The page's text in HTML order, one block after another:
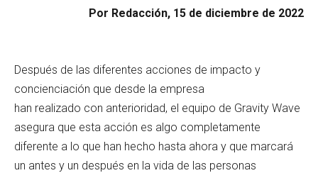
Por Redacción, 15 de diciembre de 2022
Después de las diferentes acciones de impacto y
concienciación que desde la empresa
han realizado con anterioridad, el equipo de Gravity Wave
asegura que esta acción es algo completamente
diferente a lo que han hecho hasta ahora y que marcará
un antes y un después en la vida de las personas